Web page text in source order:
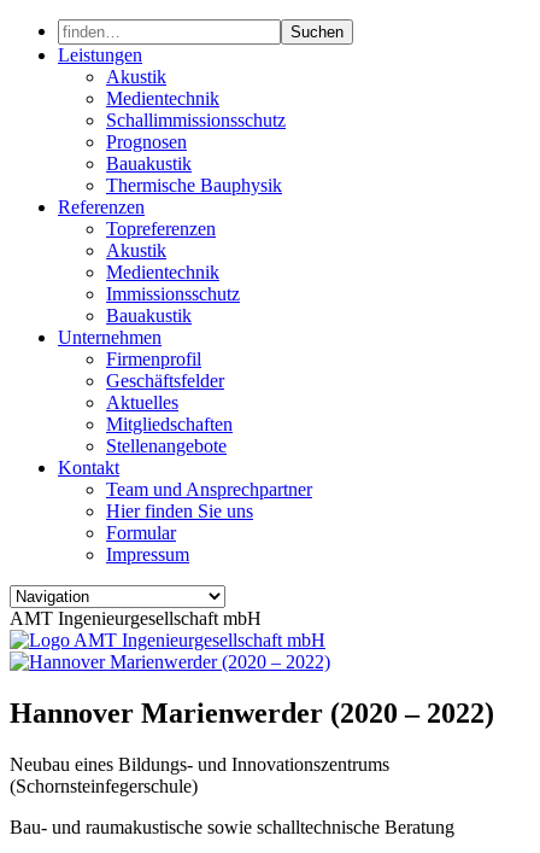
Skip
Leistungen
Akustik
Medientechnik
Schallimmissionsschutz
Prognosen
Bauakustik
Thermische Bauphysik
Referenzen
Topreferenzen
Akustik
Medientechnik
Immissionsschutz
Bauakustik
Unternehmen
Firmenprofil
Geschäftsfelder
Aktuelles
Mitgliedschaften
Stellenangebote
Kontakt
Team und Ansprechpartner
Hier finden Sie uns
Formular
Impressum
AMT Ingenieurgesellschaft mbH
Hannover Marienwerder (2020 – 2022)
Neubau eines Bildungs- und Innovationszentrums
(Schornsteinfegerschule)
Bau- und raumakustische sowie schalltechnische Beratung